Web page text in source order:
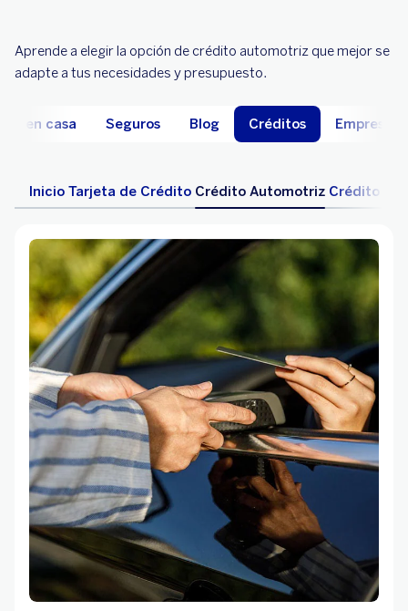
Aprende a elegir la opción de crédito automotriz que mejor se
adapte a tus necesidades y presupuesto.
en casa Seguros Blog Créditos
Inicio Tarjeta de Crédito Crédito Automotriz Crédito
Empresas